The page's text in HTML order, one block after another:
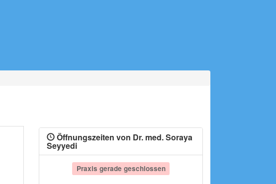
Öffnungszeiten von Dr. med. Soraya
Seyyedi
Praxis gerade geschlossen